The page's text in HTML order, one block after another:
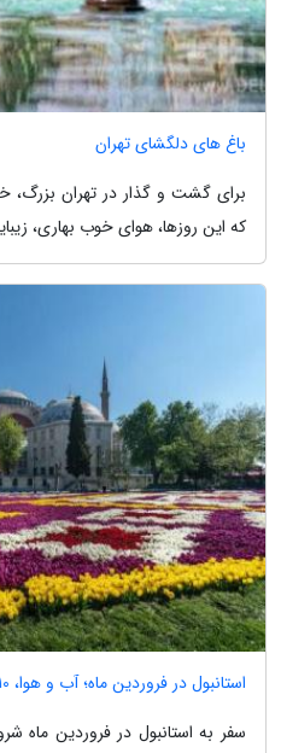
باغ های دلگشای تهران
برای گشت و گذار در تهران
که این روزها، هوای خوب بهاری،
استانبول در فروردین ماه؛ آب و هوا، 10 کار برتر برای انجام دادن!
سفر به استانبول در فروردین ماه